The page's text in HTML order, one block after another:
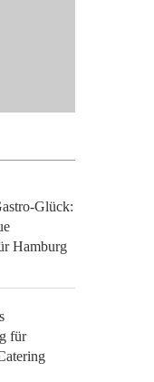
Glück:
Hamburg
für